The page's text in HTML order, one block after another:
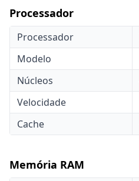
Processador
Processador
Modelo
Núcleos
Velocidade
Cache
Memória RAM